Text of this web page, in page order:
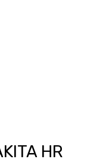
HR